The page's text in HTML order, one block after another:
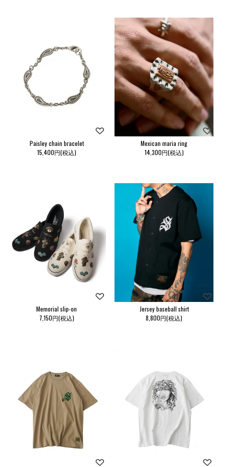
Paisley chain bracelet
15,400円(税込)
Mexican maria ring
14,300円(税込)
Memorial slip-on
7,150円(税込)
Jersey baseball shirt
8,800円(税込)